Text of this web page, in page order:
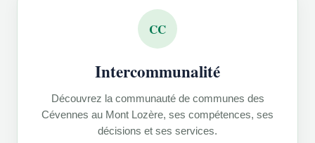
CC
Intercommunalité
Découvrez la communauté de communes des
Cévennes au Mont Lozère, ses compétences, ses
décisions et ses services.